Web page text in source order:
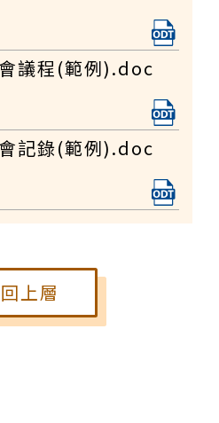
議程(範例).doc
記錄(範例).doc
上層